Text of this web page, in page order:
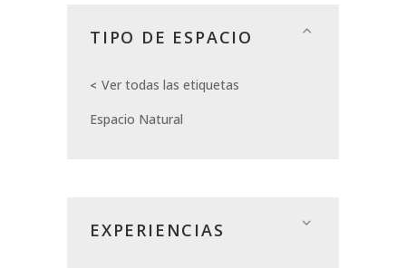
TIPO DE ESPACIO
Ver todas las etiquetas
Espacio Natural
EXPERIENCIAS